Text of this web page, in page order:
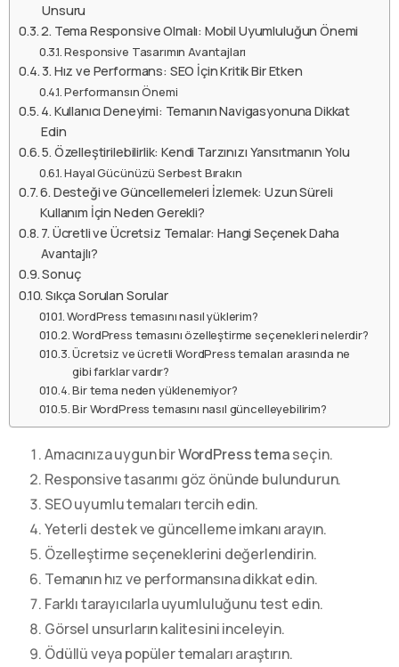
Unsuru
2. Tema Responsive Olmalı: Mobil Uyumluluğun Önemi
Responsive Tasarımın Avantajları
3. Hız ve Performans: SEO İçin Kritik Bir Etken
Performansın Önemi
4. Kullanıcı Deneyimi: Temanın Navigasyonuna Dikkat
Edin
5. Özelleştirilebilirlik: Kendi Tarzınızı Yansıtmanın Yolu
Hayal Gücünüzü Serbest Bırakın
6. Desteği ve Güncellemeleri İzlemek: Uzun Süreli
Kullanım İçin Neden Gerekli?
7. Ücretli ve Ücretsiz Temalar: Hangi Seçenek Daha
Avantajlı?
Sonuç
Sıkça Sorulan Sorular
WordPress temasını nasıl yüklerim?
WordPress temasını özelleştirme seçenekleri nelerdir?
Ücretsiz ve ücretli WordPress temaları arasında ne
gibi farklar vardır?
Bir tema neden yüklenemiyor?
Bir WordPress temasını nasıl güncelleyebilirim?
Amacınıza uygun birWordPress temaseçin.
Responsive tasarımı göz önünde bulundurun.
SEO uyumlu temaları tercih edin.
Yeterli destek ve güncelleme imkanı arayın.
Özelleştirme seçeneklerini değerlendirin.
Temanın hız ve performansına dikkat edin.
Farklı tarayıcılarla uyumluluğunu test edin.
Görsel unsurların kalitesini inceleyin.
Ödüllü veya popüler temaları araştırın.